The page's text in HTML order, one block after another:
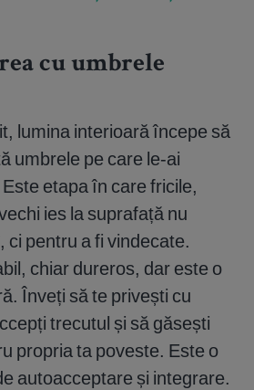
cu umbrele
lumina interioară începe să
umbrele pe care le-ai
etapa în care fricile,
ies la suprafață nu
ci pentru a fi vindecate.
chiar dureros, dar este o
Înveți să te privești cu
trecutul și să găsești
propria ta poveste. Este o
autoacceptare și integrare.